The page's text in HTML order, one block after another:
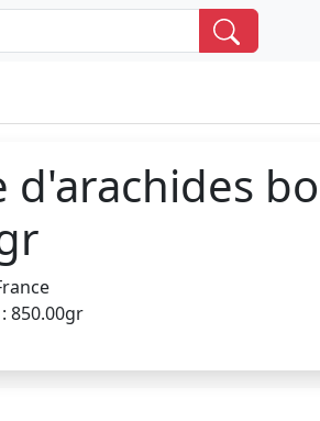
d'arachides
850.00gr